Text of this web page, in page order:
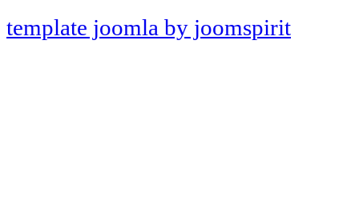
template joomla by joomspirit